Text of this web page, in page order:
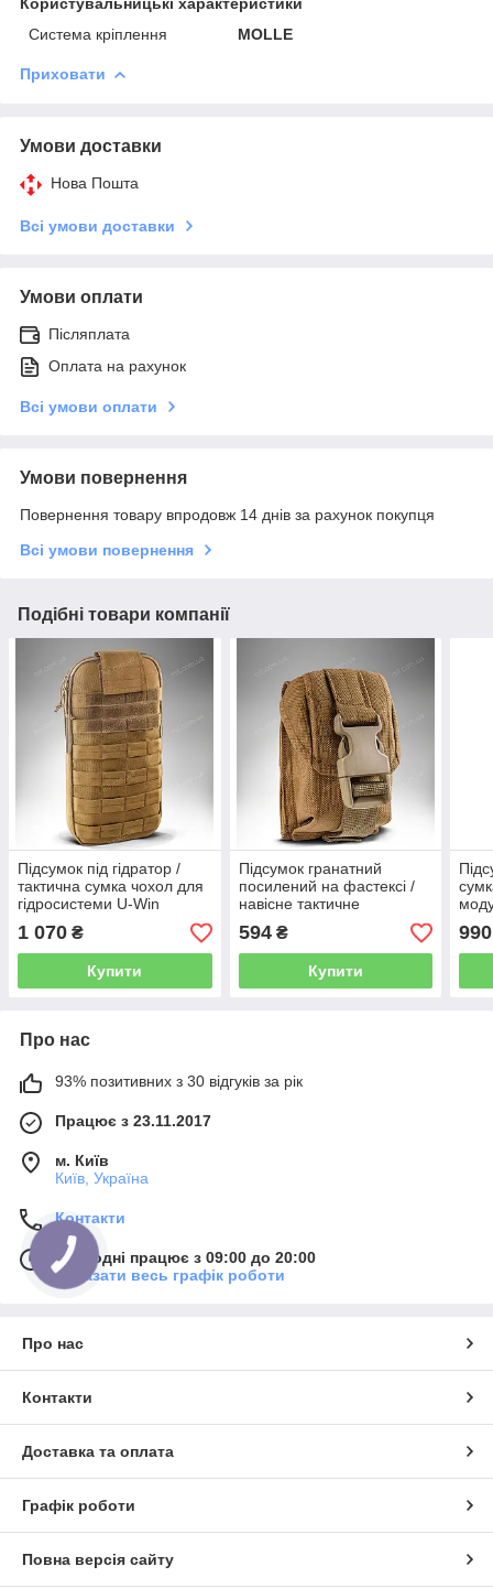
Система кріплення
MOLLE
Приховати
Умови доставки
Нова Пошта
Всі умови доставки
Умови оплати
Післяплата
Оплата на рахунок
Всі умови оплати
Умови повернення
Повернення товару впродовж 14 днів за рахунок покупця
Всі умови повернення
Подібні товари компанії
Підсумок під гідратор /
тактична сумка чохол для
гідросистеми U-Win
Cordura 500D (coyote)
1 070 ₴
Купити
Підсумок гранатний
посилений на фастексі /
навісне тактичне
спорядження U-Win
Cordura 500D (coyote)
594₴
Купити
Win
990
Про нас
93% позитивних з 30 відгуків за рік
Працює з 23.11.2017
м. Київ
Київ, Україна
Контакти
Сьогодні працює з 09:00 до 20:00
Показати весь графік роботи
Про нас
Контакти
Доставка та оплата
Графік роботи
Повна версія сайту